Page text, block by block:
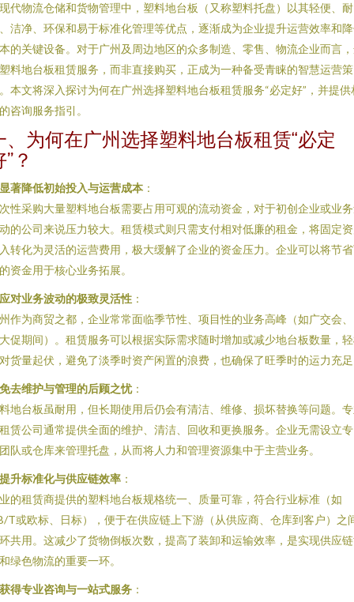
代物流仓储和货物管理中，塑料地台板（又称塑料托盘）以其轻便、耐
洁净、环保和易于标准化管理等优点，逐渐成为企业提升运营效率和
的关键设备。对于广州及周边地区的众多制造、零售、物流企业而言
料地台板租赁服务，而非直接购买，正成为一种备受青睐的智慧运营策
本文将深入探讨为何在广州选择塑料地台板租赁服务“必定好”，并提供
咨询服务指引。
、为何在广州选择塑料地台板租赁“必定
？
显著降低初始投入与运营成本 ：
性采购大量塑料地台板需要占用可观的流动资金，对于初创企业或业
的公司来说压力较大。租赁模式则只需支付相对低廉的租金，将固定
转化为灵活的运营费用，极大缓解了企业的资金压力。企业可以将节
资金用于核心业务拓展。
应对业务波动的极致灵活性 ：
作为商贸之都，企业常常面临季节性、项目性的业务高峰（如广交会
促期间）。租赁服务可以根据实际需求随时增加或减少地台板数量，
货量起伏，避免了淡季时资产闲置的浪费，也确保了旺季时的运力充
免去维护与管理的后顾之忧：
地台板虽耐用，但长期使用后仍会有清洁、维修、损坏替换等问题。
赁公司通常提供全面的维护、清洁、回收和更换服务。企业无需设立
队或仓库来管理托盘，从而将人力和管理资源集中于主营业务。
提升标准化与供应链效率 ：
的租赁商提供的塑料地台板规格统一、质量可靠，符合行业标准（如
T或欧标、日标），便于在供应链上下游（从供应商、仓库到客户）之
共用。这减少了货物倒板次数，提高了装卸和运输效率，是实现供应
绿色物流的重要一环。
获得专业咨询与一站式服务 ：